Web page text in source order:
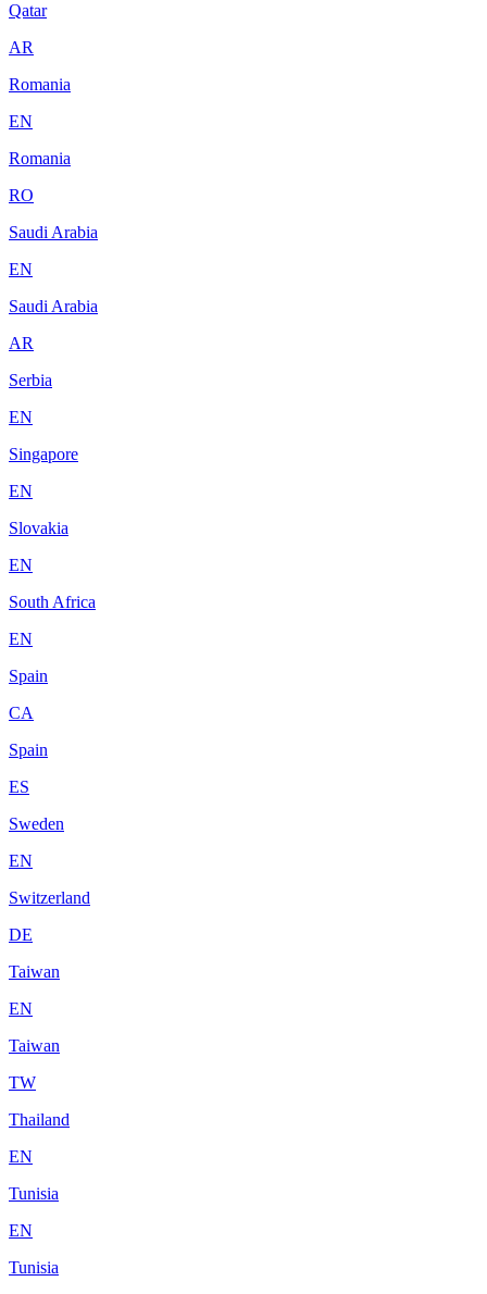
Qatar
AR
Romania
EN
Romania
RO
Saudi Arabia
EN
Saudi Arabia
AR
Serbia
EN
Singapore
EN
Slovakia
EN
South Africa
EN
Spain
CA
Spain
ES
Sweden
EN
Switzerland
DE
Taiwan
EN
Taiwan
TW
Thailand
EN
Tunisia
EN
Tunisia